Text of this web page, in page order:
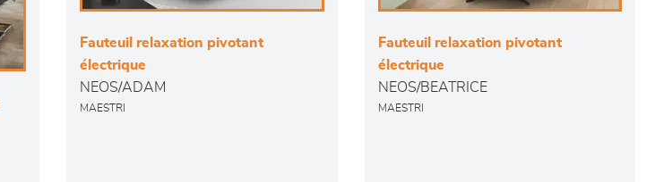
Fauteuil relaxation pivotant
électrique
NEOS/ADAM
MAESTRI
Fauteuil relaxation pivotant
électrique
NEOS/BEATRICE
MAESTRI